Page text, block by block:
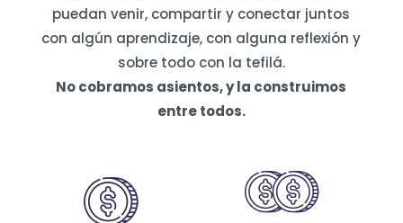
puedan venir, compartir y conectar juntos
con algún aprendizaje, con alguna reflexión y
sobre todo con la tefilá.
No cobramos asientos, y la construimos
entre todos.